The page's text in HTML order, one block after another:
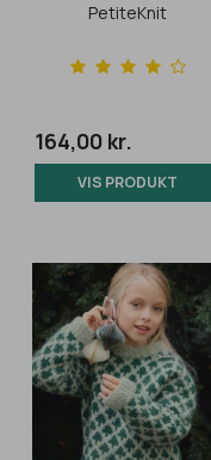
PetiteKnit
164,00 kr.
VIS PRODUKT